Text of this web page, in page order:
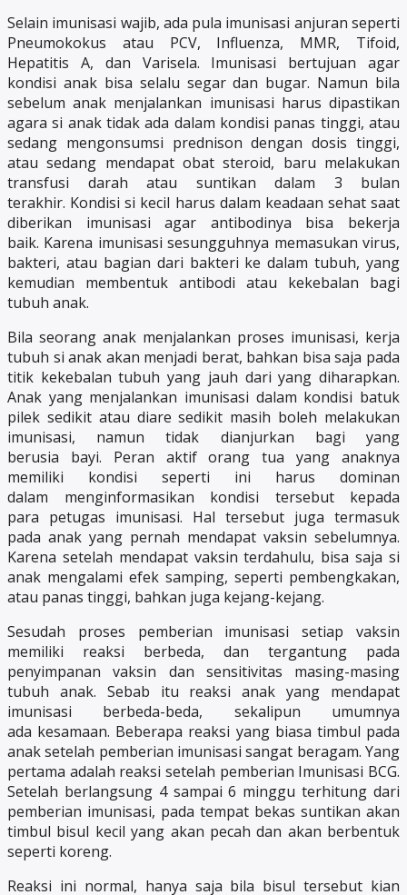
Selain imunisasi wajib, ada pula imunisasi anjuran seperti
Pneumokokus atau PCV, Influenza, MMR, Tifoid,
Hepatitis A, dan Varisela. Imunisasi bertujuan agar
kondisi anak bisa selalu segar dan bugar. Namun bila
sebelum anak menjalankan imunisasi harus dipastikan
agara si anak tidak ada dalam kondisi panas tinggi, atau
sedang mengonsumsi prednison dengan dosis tinggi,
atau sedang mendapat obat steroid, baru melakukan
transfusi darah atau suntikan dalam 3 bulan
terakhir. Kondisi si kecil harus dalam keadaan sehat saat
diberikan imunisasi agar antibodinya bisa bekerja
baik. Karena imunisasi sesungguhnya memasukan virus,
bakteri, atau bagian dari bakteri ke dalam tubuh, yang
kemudian membentuk antibodi atau kekebalan bagi
tubuh anak.
Bila seorang anak menjalankan proses imunisasi, kerja
tubuh si anak akan menjadi berat, bahkan bisa saja pada
titik kekebalan tubuh yang jauh dari yang diharapkan.
Anak yang menjalankan imunisasi dalam kondisi batuk
pilek sedikit atau diare sedikit masih boleh melakukan
imunisasi, namun tidak dianjurkan bagi yang
berusia bayi. Peran aktif orang tua yang anaknya
memiliki kondisi seperti ini harus dominan
dalam menginformasikan kondisi tersebut kepada
para petugas imunisasi. Hal tersebut juga termasuk
pada anak yang pernah mendapat vaksin sebelumnya.
Karena setelah mendapat vaksin terdahulu, bisa saja si
anak mengalami efek samping, seperti pembengkakan,
atau panas tinggi, bahkan juga kejang-kejang.
Sesudah proses pemberian imunisasi setiap vaksin
memiliki reaksi berbeda, dan tergantung pada
penyimpanan vaksin dan sensitivitas masing-masing
tubuh anak. Sebab itu reaksi anak yang mendapat
imunisasi berbeda-beda, sekalipun umumnya
ada kesamaan. Beberapa reaksi yang biasa timbul pada
anak setelah pemberian imunisasi sangat beragam. Yang
pertama adalah reaksi setelah pemberian Imunisasi BCG.
Setelah berlangsung 4 sampai 6 minggu terhitung dari
pemberian imunisasi, pada tempat bekas suntikan akan
timbul bisul kecil yang akan pecah dan akan berbentuk
seperti koreng.
Reaksi ini normal, hanya saja bila bisul tersebut kian